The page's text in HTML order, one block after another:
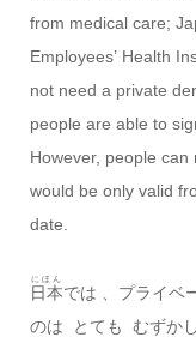
from medical care;
Employees’ Health
not need a private
people are able to
However, people
would be only valid
date.
日本
にほん
では 、プライベ
のは とても むずかし